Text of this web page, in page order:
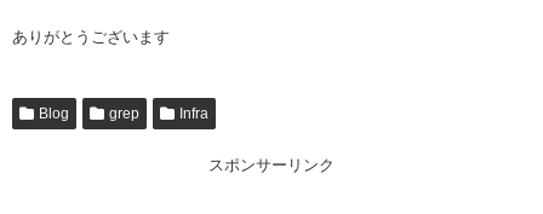
ありがとうございます
Blog grep Infra
スポンサーリンク